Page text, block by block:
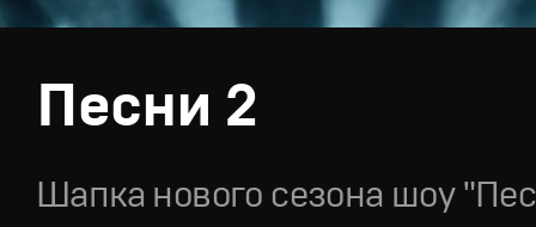
Песни 2
Шапка нового сезона шоу